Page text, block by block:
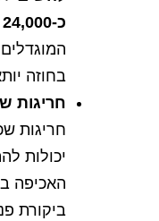
כ-24,000
המוגדלים
בחוזה
חריגות
חריגות
יכולות
האכיפה
ביקורת